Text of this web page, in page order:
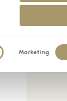
Marketing